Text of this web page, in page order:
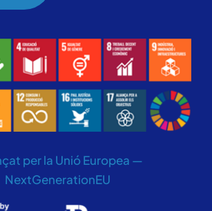
per la Unió Europea —
NextGenerationEU